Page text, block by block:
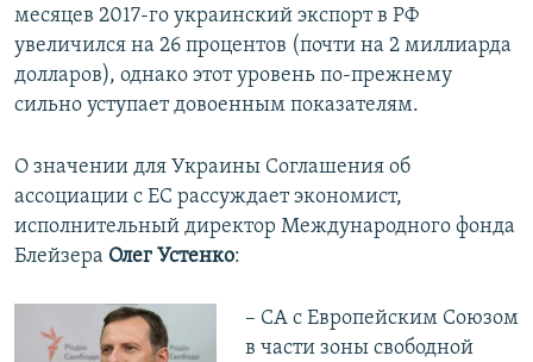
месяцев 2017-го украинский экспорт в РФ
увеличился на 26 процентов (почти на 2 миллиарда
долларов), однако этот уровень по-прежнему
сильно уступает довоенным показателям.
О значении для Украины Соглашения об
ассоциации с ЕС рассуждает экономист,
исполнительный директор Международного фонда
Блейзера Олег Устенко:
– СА с Европейским Союзом
в части зоны свободной